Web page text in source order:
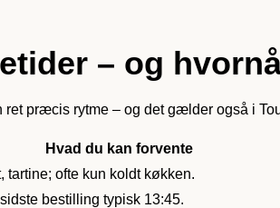
– og
præcis rytme – og det gælder også i
Hvad du kan forvente
tartine; ofte kun koldt køkken.
bestilling typisk 13:45.